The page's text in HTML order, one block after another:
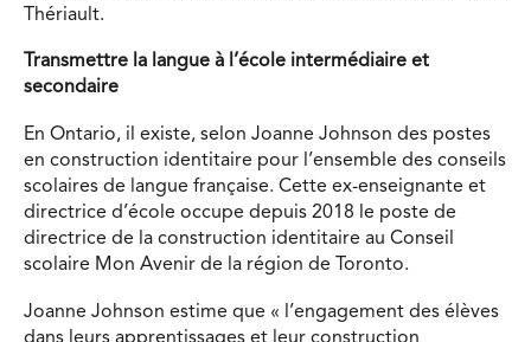
Thériault.
Transmettre la langue à l’école intermédiaire et
secondaire
En Ontario, il existe, selon Joanne Johnson des postes
en construction identitaire pour l’ensemble des conseils
scolaires de langue française. Cette ex-enseignante et
directrice d’école occupe depuis 2018 le poste de
directrice de la construction identitaire au Conseil
scolaire Mon Avenir de la région de Toronto.
Joanne Johnson estime que « l’engagement des élèves
dans leurs apprentissages et leur construction